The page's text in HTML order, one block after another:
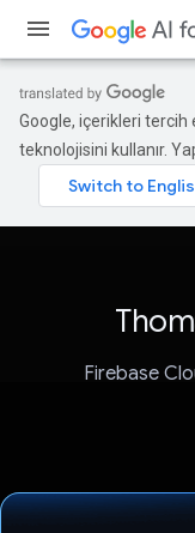
Google, içerikleri
teknolojisini kullanır.
Firebase